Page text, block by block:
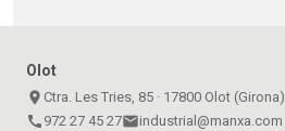
Olot
place Ctra. Les Tries, 85 · 17800 Olot (Girona)
call 972 27 45 27emailindustrial@manxa.com